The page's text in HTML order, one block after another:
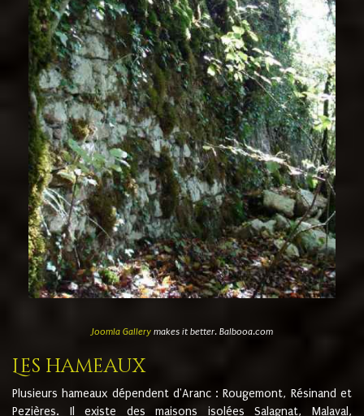
Joomla Gallerymakes it better. Balbooa.com
Les hameaux
Plusieurs hameaux dépendent d'Aranc : Rougemont, Résinand et
Pezières. Il existe des maisons isolées Salagnat, Malaval,